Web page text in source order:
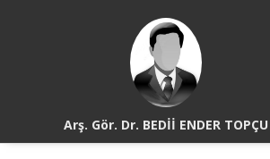
Arş. Gör. Dr. BEDİİ ENDER TOPÇU